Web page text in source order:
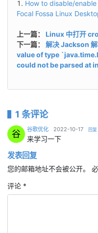
How to disable/
Focal Fossa Linux
上一篇： Linux 中打开
下一篇： 解决 Jackson
value of type
could not be parsed at
1 条评论
谷 谷歌优化 says:
2022-10-17 回复
来学习一下
发表回复
您的邮箱地址不会被公开。
评论 *